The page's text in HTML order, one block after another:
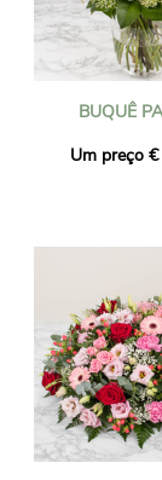
BUQUÊ
Um preço